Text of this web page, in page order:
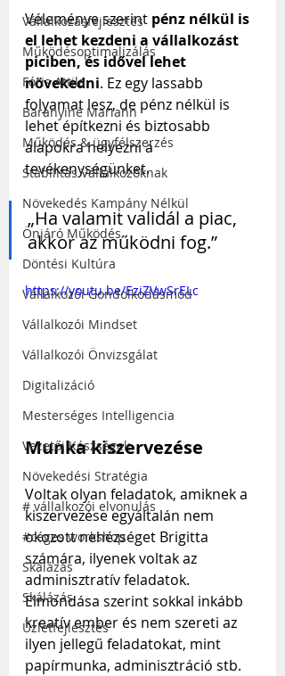
Vállalkozásfejlesztés
Működésoptimalizálás
Fóris Attila
Baranyiné Mariann
Működés & ügyfélszerzés
Stabilitás Vállalkozóknak
Növekedés Kampány Nélkül
Önjáró Működés
Döntési Kultúra
Vállalkozói Gondolkodásmód
Vállalkozói Mindset
Vállalkozói Önvizsgálat
Digitalizáció
Mesterséges Intelligencia
Vezetői Készségek
Növekedési Stratégia
# vállalkozói elvonulás
#céges workshop
Skálázás
Skálázás
Üzletfejlesztés
Véleménye szerint pénz nélkül is
el lehet kezdeni a vállalkozást
piciben, és idővel lehet
növekedni. Ez egy lassabb
folyamat lesz, de pénz nélkül is
lehet építkezni és biztosabb
alapokra helyezni a
tevékenységünket.
„Ha valamit validál a piac,
akkor az működni fog.”
https://youtu.be/EziZVwSrELc
Munka kiszervezése
Voltak olyan feladatok, amiknek a
kiszervezése egyáltalán nem
okozott nehézséget Brigitta
számára, ilyenek voltak az
adminisztratív feladatok.
Elmondása szerint sokkal inkább
kreatív ember és nem szereti az
ilyen jellegű feladatokat, mint
papírmunka, adminisztráció stb.